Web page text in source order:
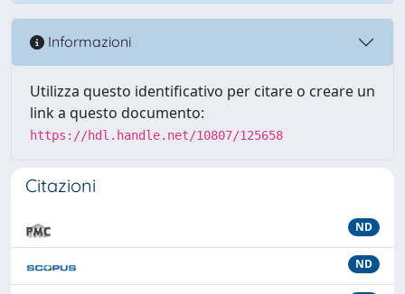
Informazioni
Utilizza questo identificativo per citare o creare un
link a questo documento:
https://hdl.handle.net/10807/125658
Citazioni
ND
ND